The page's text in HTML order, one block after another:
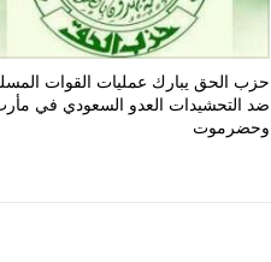
حزب الحق يبارك عمليات القوات
ضد التحشيدات العدو السعودي في
وحضرموت